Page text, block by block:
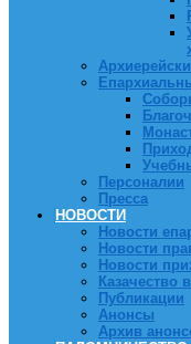
Персоналии
Пресса
НОВОСТИ
Новости
Новости
Новости
Казачество
Публикации
Анонсы
Архив